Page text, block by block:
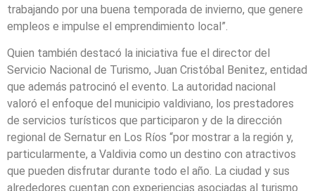
trabajando por una buena temporada de invierno, que genere
empleos e impulse el emprendimiento local”.
Quien también destacó la iniciativa fue el director del
Servicio Nacional de Turismo, Juan Cristóbal Benitez, entidad
que además patrocinó el evento. La autoridad nacional
valoró el enfoque del municipio valdiviano, los prestadores
de servicios turísticos que participaron y de la dirección
regional de Sernatur en Los Ríos “por mostrar a la región y,
particularmente, a Valdivia como un destino con atractivos
que pueden disfrutar durante todo el año. La ciudad y sus
alrededores cuentan con experiencias asociadas al turismo